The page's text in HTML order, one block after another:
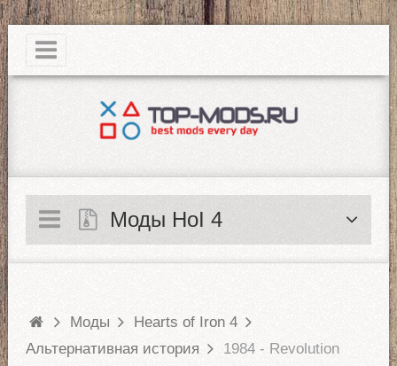
|
Моды HoI 4
Моды
Hearts of Iron 4
Альтернативная история
1984 - Revolution